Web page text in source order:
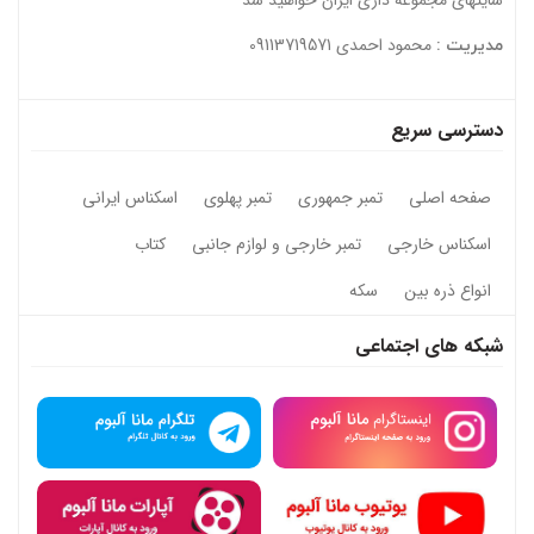
مدیریت : محمود احمدی 09113719571
دسترسی سریع
صفحه اصلی تمبر جمهوری تمبر پهلوی
اسکناس ایرانی
اسکناس خارجی
تمبر خارجی و لوازم جانبی
کتاب
انواع ذره بین
سکه
شبکه های اجتماعی